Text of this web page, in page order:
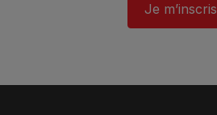
Je m’inscris